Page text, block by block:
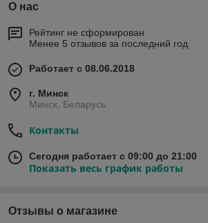
О нас
Рейтинг не сформирован
Менее 5 отзывов за последний год
Работает с 08.06.2018
г. Минск
Минск, Беларусь
Контакты
Сегодня работает с 09:00 до 21:00
Показать весь график работы
Отзывы о магазине